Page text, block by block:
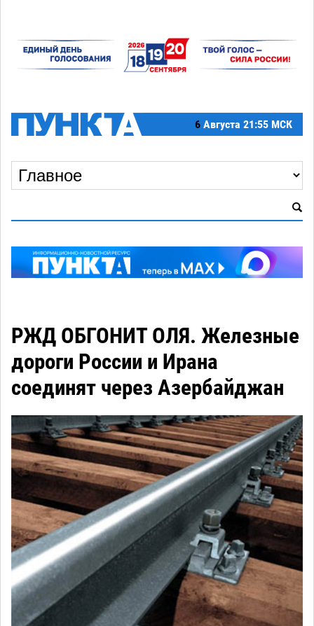
6 Августа 21:55 МСК
РЖД ОБГОНИТ ОЛЯ. Железные
дороги России и Ирана
соединят через Азербайджан